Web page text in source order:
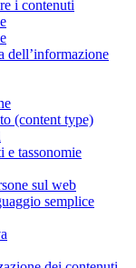
i contenuti
dell’informazione
(content type)
e tassonomie
sul web
semplice